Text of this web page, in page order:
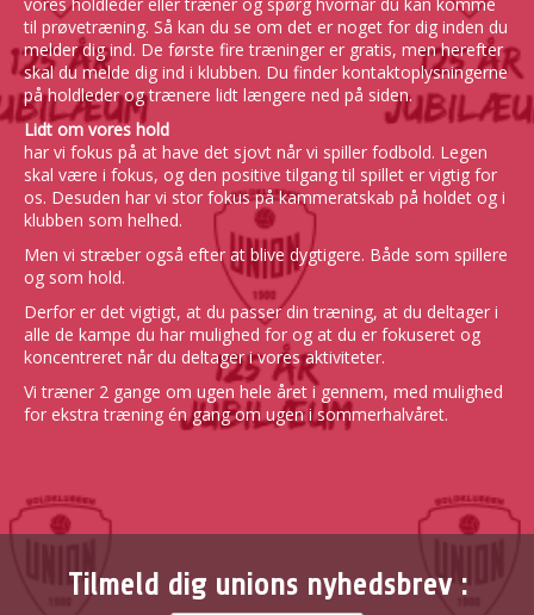
til prøvetræning. Så kan du se om det er noget for dig inden du
melder dig ind. De første fire træninger er gratis, men herefter
skal du melde dig ind i klubben. Du finder kontaktoplysningerne
på holdleder og trænere lidt længere ned på siden.
Lidt om vores hold
har vi fokus på at have det sjovt når vi spiller fodbold. Legen
skal være i fokus, og den positive tilgang til spillet er vigtig for
os. Desuden har vi stor fokus på kammeratskab på holdet og i
klubben som helhed.
Men vi stræber også efter at blive dygtigere. Både som spillere
og som hold.
Derfor er det vigtigt, at du passer din træning, at du deltager i
alle de kampe du har mulighed for og at du er fokuseret og
koncentreret når du deltager i vores aktiviteter.
Vi træner 2 gange om ugen hele året i gennem, med mulighed
for ekstra træning én gang om ugen i sommerhalvåret.
Tilmeld dig unions nyhedsbrev :